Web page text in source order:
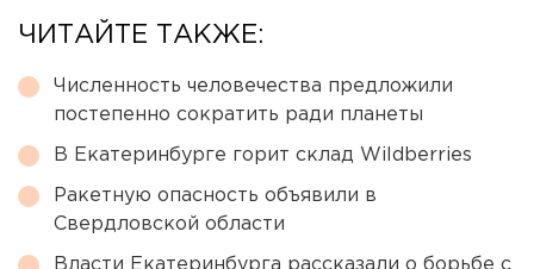
ЧИТАЙТЕ ТАКЖЕ:
Численность человечества предложили
постепенно сократить ради планеты
В Екатеринбурге горит склад Wildberries
Ракетную опасность объявили в
Свердловской области
Власти Екатеринбурга рассказали о борьбе с